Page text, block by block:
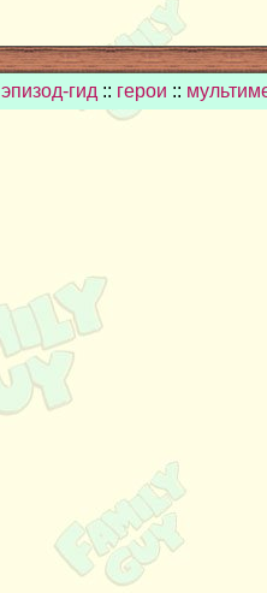
эпизод-гид :: герои ::